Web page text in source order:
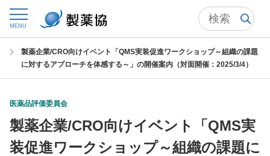
MENU
トップ 委員会からの情報発信 医薬品評価委員会
製薬企業/CRO向けイベント「QMS実装促進ワークショップ～組織の課題
に対するアプローチを体感する～」の開催案内（対面開催：2025/3/4）
医薬品評価委員会
製薬企業/CRO向けイベント「QMS実
装促進ワークショップ～組織の課題に